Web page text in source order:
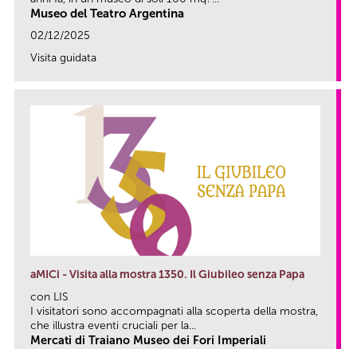
Museo del Teatro Argentina
02/12/2025
Visita guidata
aMICi - Visita alla mostra 1350. Il Giubileo senza Papa
con LIS
I visitatori sono accompagnati alla scoperta della mostra,
che illustra eventi cruciali per la...
Mercati di Traiano Museo dei Fori Imperiali